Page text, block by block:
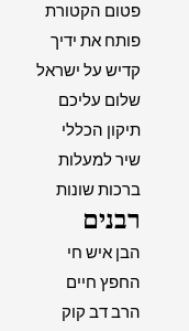
פטום הקטורת
פותח את ידיך
קדיש על ישראל
שלום עליכם
תיקון הכללי
שיר למעלות
ברכות שונות
רבנים
הבן איש חי
החפץ חיים
הרב דב קוק